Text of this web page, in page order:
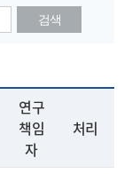
검색
연구
책임
자
처리